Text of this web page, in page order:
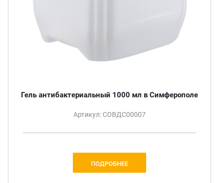
Гель антибактериальный 1000 мл в Симферополе
Артикул: СОВДС00007
ПОДРОБНЕЕ